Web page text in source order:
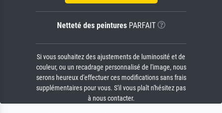
Netteté des peinturesPARFAIT
Si vous souhaitez des ajustements de luminosité et de
couleur, ou un recadrage personnalisé de l'image, nous
serons heureux d'effectuer ces modifications sans frais
supplémentaires pour vous. S'il vous plaît n'hésitez pas
à nous contacter.